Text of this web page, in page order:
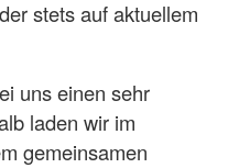
stets auf aktuellem
uns einen sehr
laden wir im
gemeinsamen